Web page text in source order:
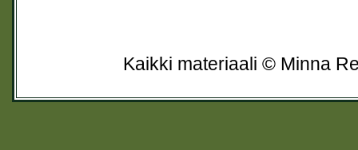
Kaikki materiaali © Minna